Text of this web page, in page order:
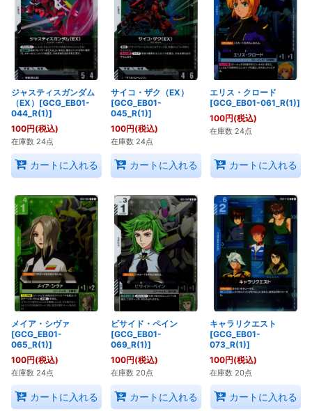
ジャスティスガンダム
（EX）[GCG_EB01-
044_R(1)]
100円(税込)
在庫数 24点
カートに入れる
サイコ・ザク（EX）
[GCG_EB01-
045_R(1)]
100円(税込)
在庫数 24点
カートに入れる
エリス・クロード
[GCG_EB01-061_R(1)]
100円(税込)
在庫数 24点
カートに入れる
メイア・シヴァ
[GCG_EB01-
065_R(1)]
100円(税込)
在庫数 24点
カートに入れる
ビサイド・ペイン
[GCG_EB01-
069_R(1)]
100円(税込)
在庫数 20点
カートに入れる
キャラリクエスト
[GCG_EB01-
073_R(1)]
100円(税込)
在庫数 20点
カートに入れる